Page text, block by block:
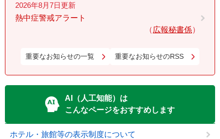
2026年8月7日更新
熱中症警戒アラート
広報秘書係
重要なお知らせの一覧 重要なお知らせのRSS
AI（人工知能）は
こんなページをおすすめします
ホテル・旅館等の表示制度について